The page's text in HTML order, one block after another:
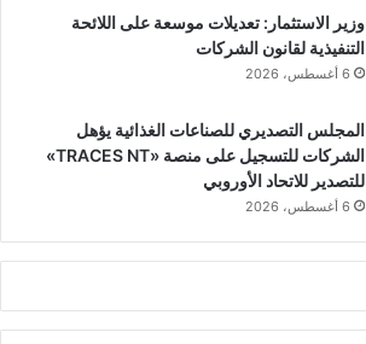
وزير الاستثمار: تعديلات موسعة على اللائحة
التنفيذية لقانون الشركات
6 أغسطس، 2026
المجلس التصديري للصناعات الغذائية يؤهل
الشركات للتسجيل على منصة «TRACES NT»
للتصدير للاتحاد الأوروبي
6 أغسطس، 2026